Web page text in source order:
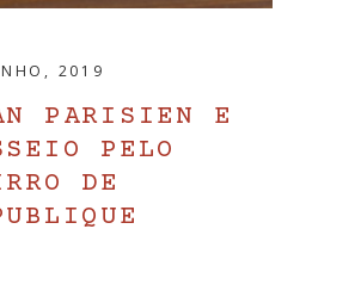
2019
PARISIEN E
PELO
DE